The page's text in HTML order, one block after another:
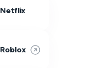
Netflix
Roblox